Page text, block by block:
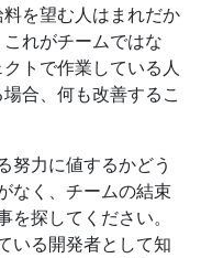
を望む人はまれだか
れがチームではな
トで作業している人
合、何も改善するこ
努力に値するかどう
なく、チームの結束
を探してください。
いる開発者として知